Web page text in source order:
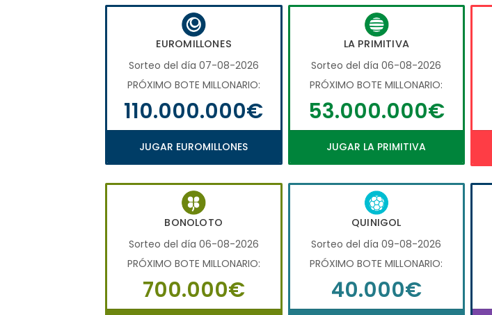
EUROMILLONES
Sorteo del día 07-08-2026
PRÓXIMO BOTE MILLONARIO:
110.000.000€
JUGAR EUROMILLONES
LA PRIMITIVA
Sorteo del día 06-08-2026
PRÓXIMO BOTE MILLONARIO:
53.000.000€
JUGAR LA PRIMITIVA
BONOLOTO
Sorteo del día 06-08-2026
PRÓXIMO BOTE MILLONARIO:
700.000€
QUINIGOL
Sorteo del día 09-08-2026
PRÓXIMO BOTE MILLONARIO:
40.000€